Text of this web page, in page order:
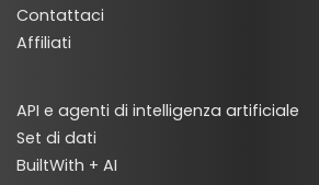
Contattaci
Affiliati
API e agenti di intelligenza artificiale
Set di dati
BuiltWith + AI